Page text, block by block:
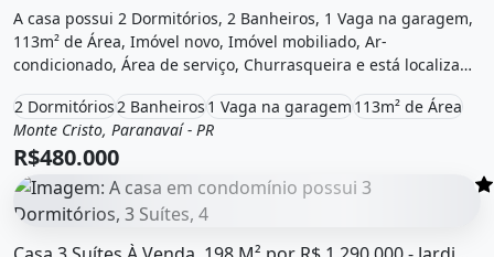
A casa possui 2 Dormitórios, 2 Banheiros, 1 Vaga na garagem,
113m² de Área, Imóvel novo, Imóvel mobiliado, Ar-
condicionado, Área de serviço, Churrasqueira e está localizado
R$480.000.
2 Dormitórios2 Banheiros 1 Vaga na garagem 113m² de Área
Venda
Casa
Monte Cristo, Paranavaí - PR
R$480.000
O imóvel &quot;Casa 3 suítes à venda, 198 m² por R$